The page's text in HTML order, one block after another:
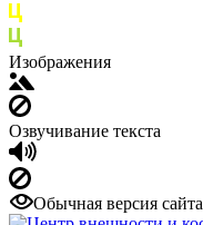
Изображения
Озвучивание текста
Обычная версия сайта